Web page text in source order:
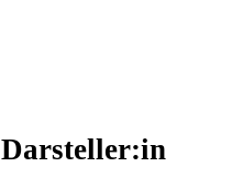
Darsteller:in